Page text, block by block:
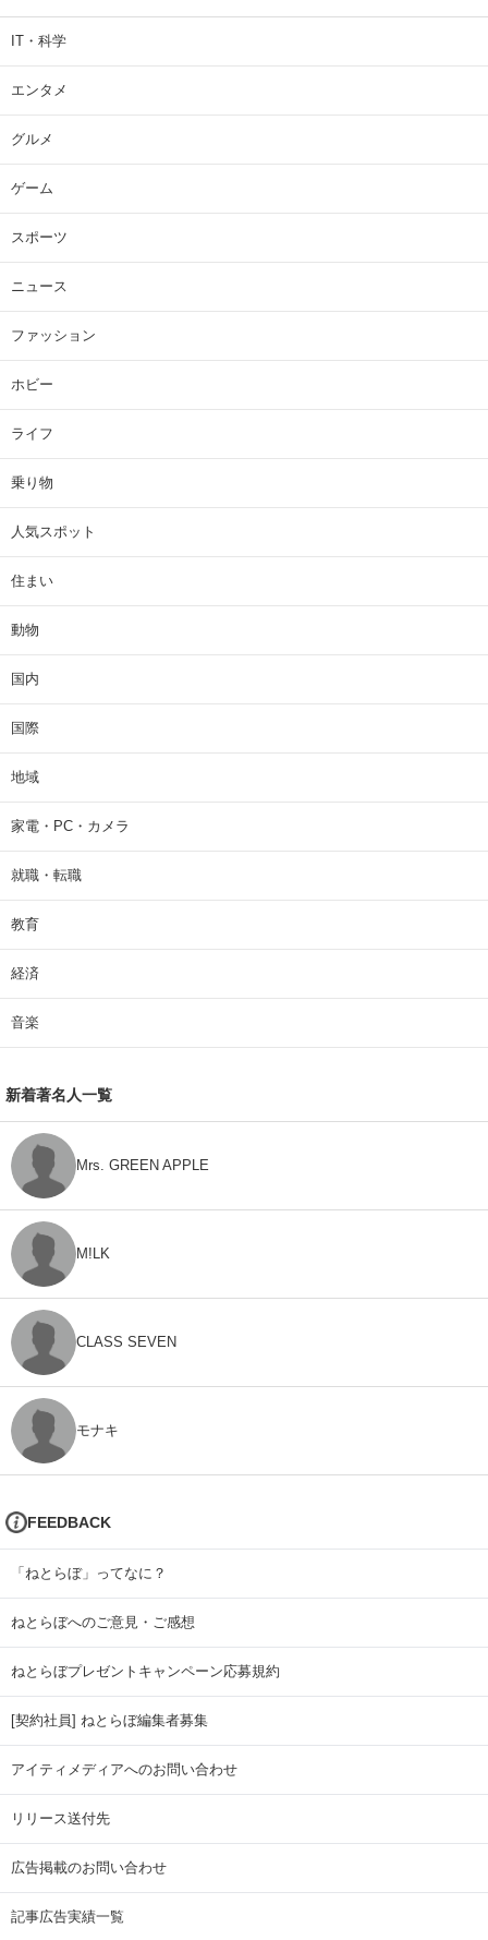
IT・科学
エンタメ
グルメ
ゲーム
スポーツ
ニュース
ファッション
ホビー
ライフ
乗り物
人気スポット
住まい
動物
国内
国際
地域
家電・PC・カメラ
就職・転職
教育
経済
音楽
新着著名人一覧
Mrs. GREEN APPLE
M!LK
CLASS SEVEN
モナキ
FEEDBACK
「ねとらぼ」ってなに？
ねとらぼへのご意見・ご感想
ねとらぼプレゼントキャンペーン応募規約
[契約社員] ねとらぼ編集者募集
アイティメディアへのお問い合わせ
リリース送付先
広告掲載のお問い合わせ
記事広告実績一覧